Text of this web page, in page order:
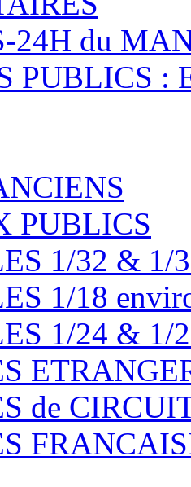
24H du
PUBLICS :
PUBLICS
1/32 & 1/
1/18
1/24 & 1/
de